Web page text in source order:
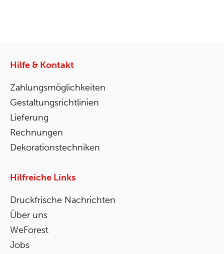
Hilfe & Kontakt
Zahlungsmöglichkeiten
Gestaltungsrichtlinien
Lieferung
Rechnungen
Dekorationstechniken
Hilfreiche Links
Druckfrische Nachrichten
Über uns
WeForest
Jobs